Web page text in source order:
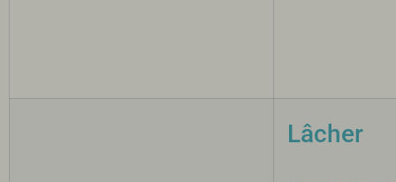
Lâcher